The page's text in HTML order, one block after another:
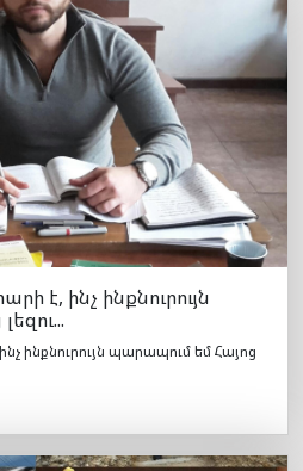
է, ինչ ինքնուրույն
ինքնուրույն պարապում եմ Հայոց